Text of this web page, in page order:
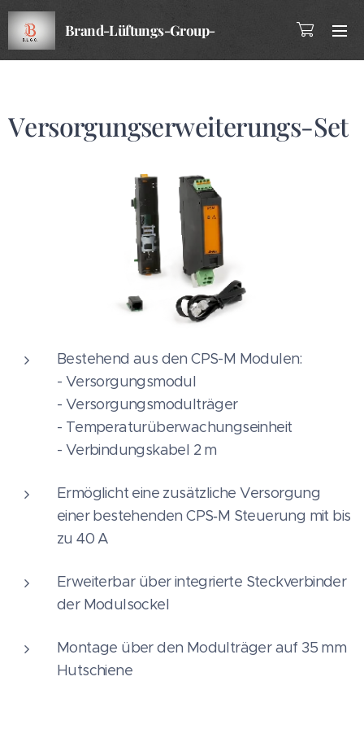
Brand-Lüftungs-Group-
Versorgungserweiterungs-Set
Bestehend aus den CPS-M Modulen:
- Versorgungsmodul
- Versorgungsmodulträger
- Temperaturüberwachungseinheit
- Verbindungskabel 2 m
Ermöglicht eine zusätzliche Versorgung
einer bestehenden CPS‑M Steuerung mit bis
zu 40 A
Erweiterbar über integrierte Steckverbinder
der Modulsockel
Montage über den Modulträger auf 35 mm
Hutschiene